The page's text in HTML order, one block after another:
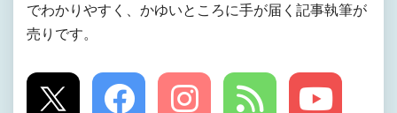
でわかりやすく、かゆいところに手が届く記事執筆が
売りです。